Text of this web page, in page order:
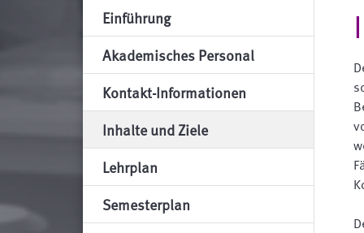
Einführung
Akademisches Personal
Kontakt-Informationen
Inhalte und Ziele
Lehrplan
Semesterplan